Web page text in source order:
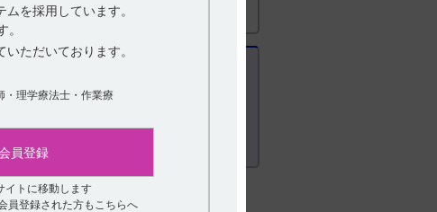
ムを採用しています。
いただいております。
・理学療法士・作業療
員登録
トに移動します
員登録された方もこちらへ
及び用量